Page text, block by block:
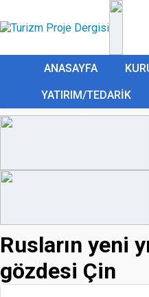
ANASAYFA
YATIRIM/TEDARİK
Rusların yeni
gözdesi Çin